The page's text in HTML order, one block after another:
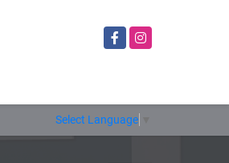
FacebookInstagram
Select Language